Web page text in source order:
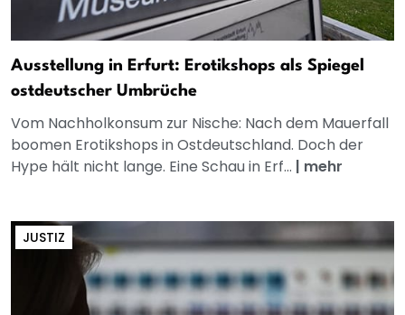
Ausstellung in Erfurt: Erotikshops als Spiegel
ostdeutscher Umbrüche
Vom Nachholkonsum zur Nische: Nach dem Mauerfall
boomen Erotikshops in Ostdeutschland. Doch der
Hype hält nicht lange. Eine Schau in Erf... | mehr
JUSTIZ